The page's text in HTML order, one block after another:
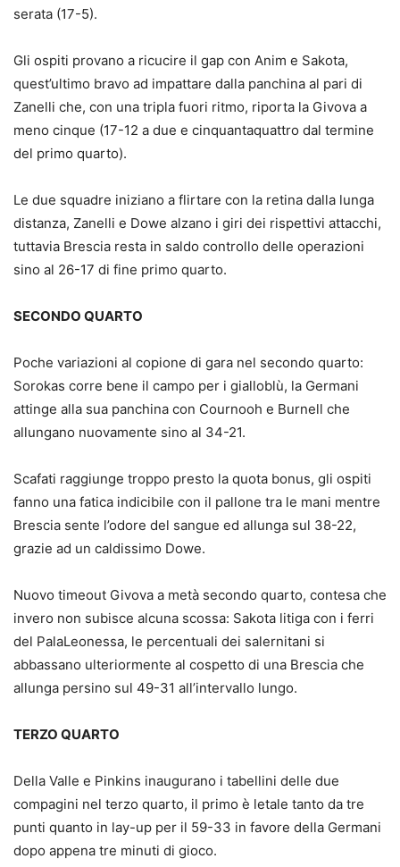
serata (17-5).
Gli ospiti provano a ricucire il gap con Anim e Sakota,
quest’ultimo bravo ad impattare dalla panchina al pari di
Zanelli che, con una tripla fuori ritmo, riporta la Givova a
meno cinque (17-12 a due e cinquantaquattro dal termine
del primo quarto).
Le due squadre iniziano a flirtare con la retina dalla lunga
distanza, Zanelli e Dowe alzano i giri dei rispettivi attacchi,
tuttavia Brescia resta in saldo controllo delle operazioni
sino al 26-17 di fine primo quarto.
SECONDO QUARTO
Poche variazioni al copione di gara nel secondo quarto:
Sorokas corre bene il campo per i gialloblù, la Germani
attinge alla sua panchina con Cournooh e Burnell che
allungano nuovamente sino al 34-21.
Scafati raggiunge troppo presto la quota bonus, gli ospiti
fanno una fatica indicibile con il pallone tra le mani mentre
Brescia sente l’odore del sangue ed allunga sul 38-22,
grazie ad un caldissimo Dowe.
Nuovo timeout Givova a metà secondo quarto, contesa che
invero non subisce alcuna scossa: Sakota litiga con i ferri
del PalaLeonessa, le percentuali dei salernitani si
abbassano ulteriormente al cospetto di una Brescia che
allunga persino sul 49-31 all’intervallo lungo.
TERZO QUARTO
Della Valle e Pinkins inaugurano i tabellini delle due
compagini nel terzo quarto, il primo è letale tanto da tre
punti quanto in lay-up per il 59-33 in favore della Germani
dopo appena tre minuti di gioco.